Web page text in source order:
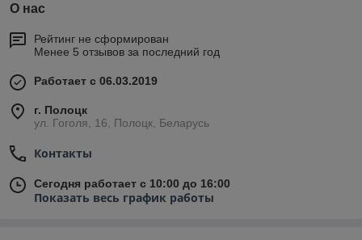
О нас
Рейтинг не сформирован
Менее 5 отзывов за последний год
Работает с 06.03.2019
г. Полоцк
ул. Гоголя, 16, Полоцк, Беларусь
Контакты
Сегодня работает с 10:00 до 16:00
Показать весь график работы